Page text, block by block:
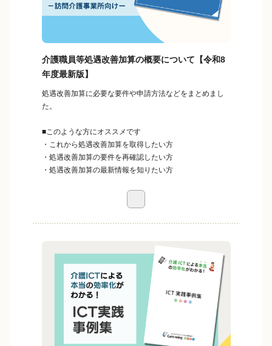
介護職員等処遇改善加算の概要について【令和8
年度最新版】
処遇改善加算に必要な要件や申請方法などをまとめまし
た。
■このような方にオススメです
・これから処遇改善加算を取得したい方
・処遇改善加算の要件を再確認したい方
・処遇改善加算の最新情報を知りたい方